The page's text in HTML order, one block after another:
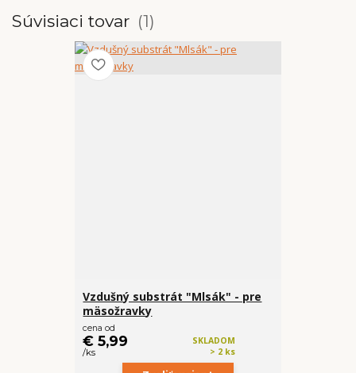
Súvisiaci tovar 1
Vzdušný substrát "Mlsák" - pre
mäsožravky
cena od
€ 5,99
/ks
SKLADOM
> 2 ks